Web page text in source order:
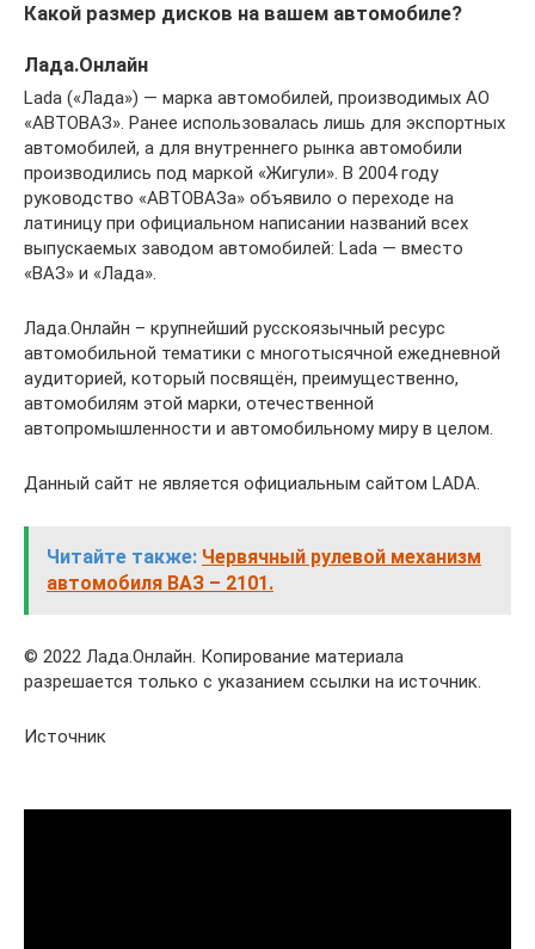
Какой размер дисков на вашем автомобиле?
Лада.Онлайн
Lada («Лада») — марка автомобилей, производимых АО
«АВТОВАЗ». Ранее использовалась лишь для экспортных
автомобилей, а для внутреннего рынка автомобили
производились под маркой «Жигули». В 2004 году
руководство «АВТОВАЗа» объявило о переходе на
латиницу при официальном написании названий всех
выпускаемых заводом автомобилей: Lada — вместо
«ВАЗ» и «Лада».
Лада.Онлайн – крупнейший русскоязычный ресурс
автомобильной тематики с многотысячной ежедневной
аудиторией, который посвящён, преимущественно,
автомобилям этой марки, отечественной
автопромышленности и автомобильному миру в целом.
Данный сайт не является официальным сайтом LADA.
Читайте также: Червячный рулевой механизм
автомобиля ВАЗ – 2101.
© 2022 Лада.Онлайн. Копирование материала
разрешается только с указанием ссылки на источник.
Источник